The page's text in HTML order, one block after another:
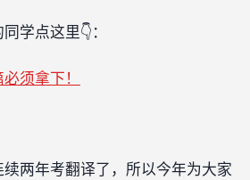
学点这里👇：
须拿下！
两年考翻译了，所以今年为大家